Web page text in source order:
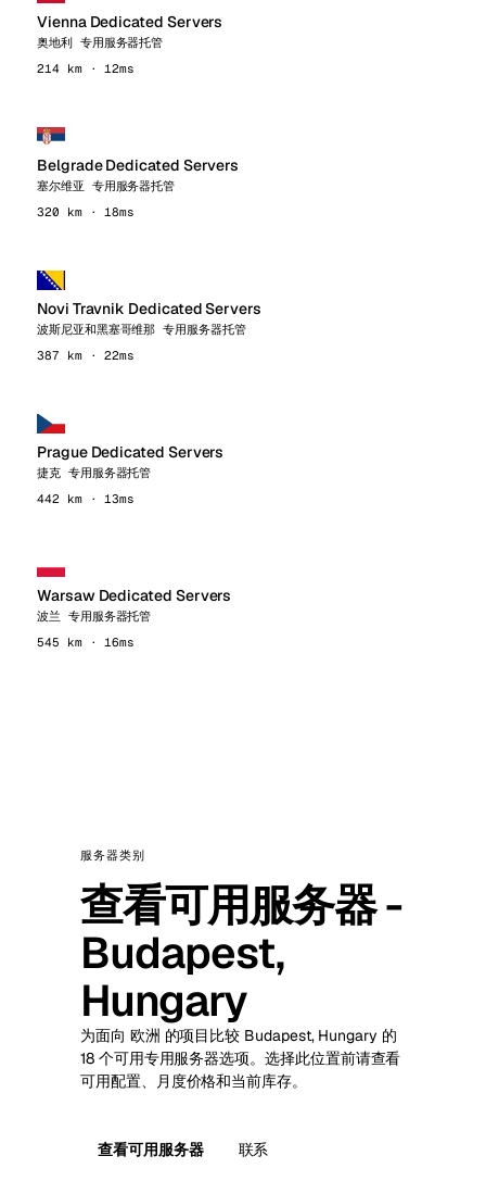
Vienna Dedicated Servers
奥地利 专用服务器托管
214 km · 12ms
Belgrade Dedicated Servers
塞尔维亚 专用服务器托管
320 km · 18ms
Novi Travnik Dedicated Servers
波斯尼亚和黑塞哥维那 专用服务器托管
387 km · 22ms
Prague Dedicated Servers
捷克 专用服务器托管
442 km · 13ms
Warsaw Dedicated Servers
波兰 专用服务器托管
545 km · 16ms
服务器类别
查看可用服务器 -
Budapest,
Hungary
为面向 欧洲 的项目比较 Budapest, Hungary 的
18 个可用专用服务器选项。选择此位置前请查看
可用配置、月度价格和当前库存。
查看可用服务器 联系